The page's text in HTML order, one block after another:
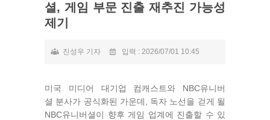
셜, 게임 부문 진출 재추진 가능성
제기
진성우 기자 입력 : 2026/07/01 10:45
미국 미디어 대기업 컴캐스트와 NBC유니버
셜 분사가 공식화된 가운데, 독자 노선을 걷게 될
NBC유니버셜이 향후 게임 업계에 진출할 수 있